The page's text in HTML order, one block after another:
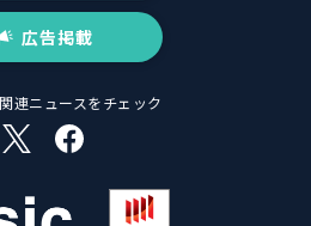
広告掲載
連ニュースをチェック